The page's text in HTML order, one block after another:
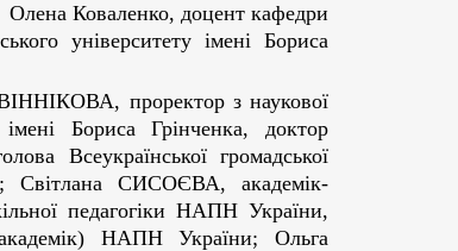
Олена Коваленко, доцент кафедри
університету імені Бориса
проректор з наукової
Бориса Грінченка, доктор
Всеукраїнської громадської
Світлана СИСОЄВА, академік-
педагогіки НАПН України,
НАПН України; Ольга